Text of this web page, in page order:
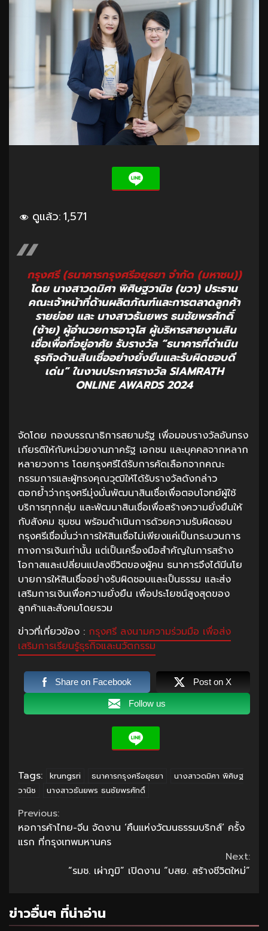
ดูแล้ว:1,571
กรุงศรี (ธนาคารกรุงศรีอยุธยา จำกัด (มหาชน))
โดย นางสาวดมิศา พิศิษฐวานิช (ขวา) ประธาน
คณะเจ้าหน้าที่ด้านผลิตภัณฑ์และการตลาดลูกค้า
รายย่อย และ นางสาวธันยพร ธนชัยพรศักดิ์
(ซ้าย) ผู้อำนวยการอาวุโส ผู้บริหารสายงานสิน
เชื่อเพื่อที่อยู่อาศัย รับรางวัล “ธนาคารที่ดำเนิน
ธุรกิจด้านสินเชื่ออย่างยั่งยืนและรับผิดชอบดี
เด่น” ในงานประกาศรางวัล SIAMRATH
ONLINE AWARDS 2024
จัดโดย กองบรรณาธิการสยามรัฐ เพื่อมอบรางวัลอันทรง
เกียรติให้กับหน่วยงานภาครัฐ เอกชน และบุคคลจากหลาก
หลายวงการ โดยกรุงศรีได้รับการคัดเลือกจากคณะ
กรรมการและผู้ทรงคุณวุฒิให้ได้รับรางวัลดังกล่าว
ตอกย้ำว่ากรุงศรีมุ่งมั่นพัฒนาสินเชื่อเพื่อตอบโจทย์ผู้ใช้
บริการทุกกลุ่ม และพัฒนาสินเชื่อเพื่อสร้างความยั่งยืนให้
กับสังคม ชุมชน พร้อมดำเนินการด้วยความรับผิดชอบ
กรุงศรีเชื่อมั่นว่าการให้สินเชื่อไม่เพียงแค่เป็นกระบวนการ
ทางการเงินเท่านั้น แต่เป็นเครื่องมือสำคัญในการสร้าง
โอกาสและเปลี่ยนแปลงชีวิตของผู้คน ธนาคารจึงได้มีนโย
บายการให้สินเชื่ออย่างรับผิดชอบและเป็นธรรม และส่ง
เสริมการเงินเพื่อความยั่งยืน เพื่อประโยชน์สูงสุดของ
ลูกค้าและสังคมโดยรวม
ข่าวที่เกี่ยวข้อง : กรุงศรี ลงนามความร่วมมือ เพื่อส่ง
เสริมการเรียนรู้ธุรกิจและนวัตกรรม
Share on Facebook Post on X
Follow us
Tags: krungsri ธนาคารกรุงศรีอยุธยา
นางสาวดมิศา พิศิษฐ
วานิช
นางสาวธันยพร ธนชัยพรศักดิ์
Continue
Reading
Previous:
หอการค้าไทย-จีน จัดงาน ‘คืนแห่งวัฒนธรรมบริกส์’ ครั้ง
แรก ที่กรุงเทพมหานคร
Next:
“รมช. เผ่าภูมิ” เปิดงาน “บสย. สร้างชีวิตใหม่”
ข่าวอื่นๆ ที่น่าอ่าน